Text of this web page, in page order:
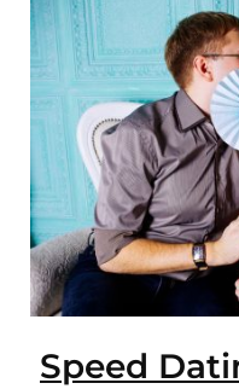
Speed